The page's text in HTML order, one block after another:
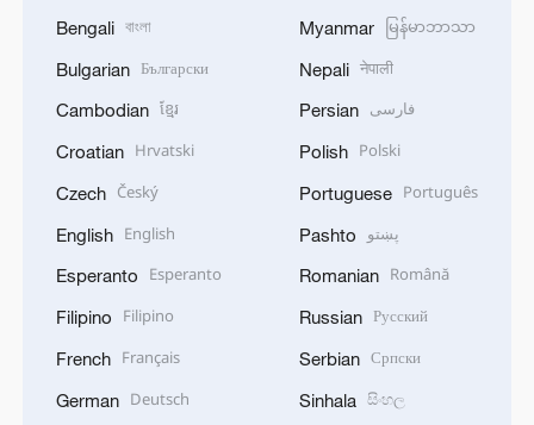
Bengali বাংলা
Bulgarian Български
Cambodian ខ្មែរ
Croatian Hrvatski
Czech Český
English English
Esperanto Esperanto
Filipino Filipino
French Français
German Deutsch
Myanmar မြန်မာဘာသာ
Nepali नेपाली
Persian فارسی
Polish Polski
Portuguese Português
Pashto پښتو
Romanian Română
Russian Русский
Serbian Српски
Sinhala සිංහල